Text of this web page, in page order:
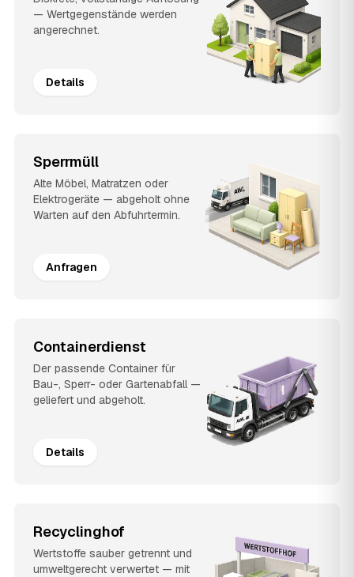
— Wertgegenstände werden
angerechnet.
Details
Sperrmüll
Alte Möbel, Matratzen oder
Elektrogeräte — abgeholt ohne
Warten auf den Abfuhrtermin.
Anfragen
Containerdienst
Der passende Container für
Bau-, Sperr- oder Gartenabfall —
geliefert und abgeholt.
Details
Recyclinghof
Wertstoffe sauber getrennt und
umweltgerecht verwertet — mit